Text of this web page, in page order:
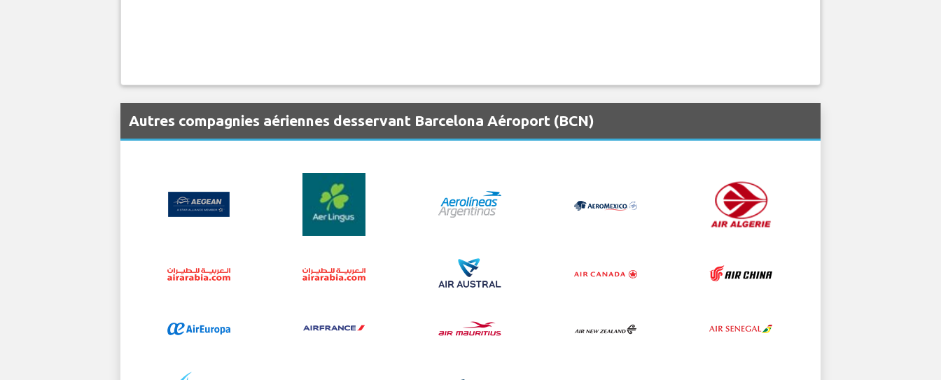
Autres compagnies aériennes desservant Barcelona Aéroport (BCN)